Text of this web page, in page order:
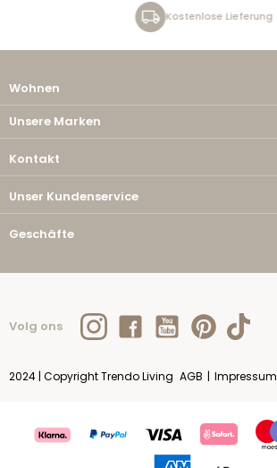
Kostenlose Lieferung
Wohnen
Unsere Marken
Kontakt
Unser Kundenservice
Geschäfte
Volg ons
2024 | Copyright Trendo Living AGB | Impressum